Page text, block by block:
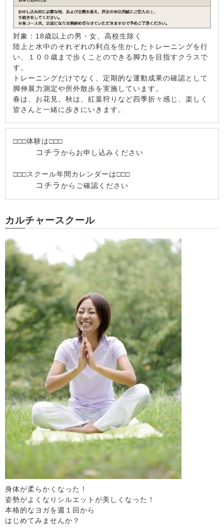
対象：18歳以上の男・女、高校生除く
陸上と水中のそれぞれの利点を生かしたトレーニングを行
い、１００歳まで歩くことのできる脚力を目指すクラスで
す。
トレーニングだけでなく、定期的な運動成果の確認として
脚伸展力測定や所外散歩を実施しています。
春は、お花見。秋は、紅葉狩りなど四季折々感じ、楽しく
皆さんと一緒に歩きにいきます。
□□□体験は□□□
コチラからお申し込みください
□□□スクール年間カレンダーは□□□
コチラからご確認ください
カルチャースクール
身体が柔らかくなった！
姿勢がよくなりシルエットが美しくなった！
本格的なヨガを週１回から
はじめてみませんか？